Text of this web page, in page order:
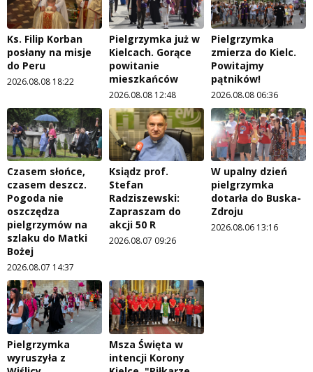
Ks. Filip Korban
posłany na misje
do Peru
2026.08.08 18:22
Pielgrzymka już w
Kielcach. Gorące
powitanie
mieszkańców
2026.08.08 12:48
Pielgrzymka
zmierza do Kielc.
Powitajmy
pątników!
2026.08.08 06:36
Czasem słońce,
czasem deszcz.
Pogoda nie
oszczędza
pielgrzymów na
szlaku do Matki
Bożej
2026.08.07 14:37
Ksiądz prof.
Stefan
Radziszewski:
Zapraszam do
akcji 50 R
2026.08.07 09:26
W upalny dzień
pielgrzymka
dotarła do Buska-
Zdroju
2026.08.06 13:16
Pielgrzymka
wyruszyła z
Msza Święta w
intencji Korony